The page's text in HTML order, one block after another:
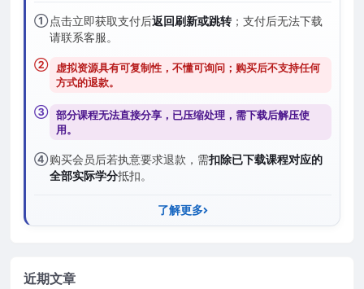
①点击立即获取支付后返回刷新或跳转；支付后无法下载
请联系客服。
② 虚拟资源具有可复制性，不懂可询问；购买后不支持任何
方式的退款。
③ 部分课程无法直接分享，已压缩处理，需下载后解压使
用。
④购买会员后若执意要求退款，需扣除已下载课程对应的
全部实际学分抵扣。
了解更多
近期文章